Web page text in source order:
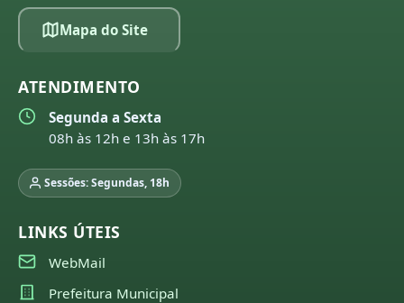
Mapa do Site
ATENDIMENTO
Segunda a Sexta
08h às 12h e 13h às 17h
Sessões: Segundas, 18h
LINKS ÚTEIS
WebMail
Prefeitura Municipal